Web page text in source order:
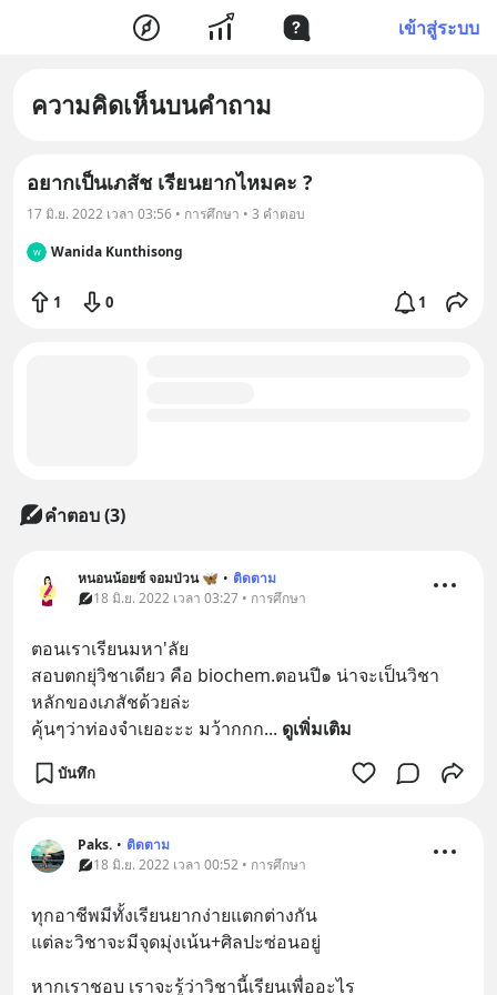
เข้าสู่ระบบ
ความคิดเห็นบนคำถาม
อยากเป็นเภสัช เรียนยากไหมคะ ?
17 มิ.ย. 2022 เวลา 03:56 • การศึกษา • 3 คำตอบ
W Wanida Kunthisong
1 0 1
คำตอบ (3)
หนอนน้อยซ์ จอมป่วน 🦋 • ติดตาม
18 มิ.ย. 2022 เวลา 03:27 • การศึกษา
ตอนเราเรียนมหา'ลัย
สอบตกยุ่วิชาเดียว คือ biochem.ตอนปี๑ น่าจะเป็นวิชา
หลักของเภสัชด้วยล่ะ
คุ้นๆว่าท่องจำเยอะะะ มว้ากกก... ดูเพิ่มเติม
บันทึก
Paks. • ติดตาม
18 มิ.ย. 2022 เวลา 00:52 • การศึกษา
ทุกอาชีพมีทั้งเรียนยากง่ายแตกต่างกัน
แต่ละวิชาจะมีจุดมุ่งเน้น+ศิลปะซ่อนอยู่
หากเราชอบ เราจะรู้ว่าวิชานี้เรียนเพื่ออะไร